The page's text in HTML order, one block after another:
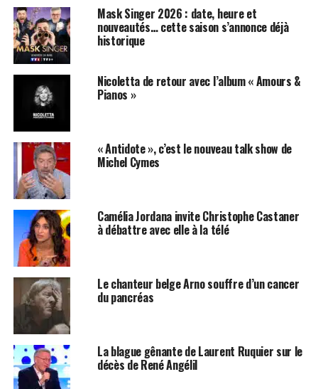
SUJETS ASSOCIÉS:
ON N EST PAS COUCHE
Mask Singer 2026 : date, heure et
nouveautés… cette saison s’annonce déjà
historique
Nicoletta de retour avec l’album « Amours &
Pianos »
« Antidote », c’est le nouveau talk show de
Michel Cymes
Camélia Jordana invite Christophe Castaner
à débattre avec elle à la télé
Le chanteur belge Arno souffre d’un cancer
du pancréas
La blague gênante de Laurent Ruquier sur le
décès de René Angélil